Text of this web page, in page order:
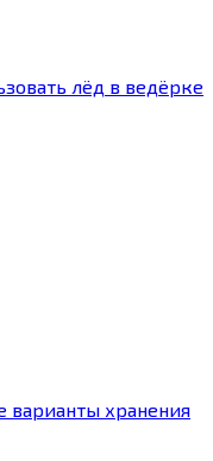
лёд в ведёрке
варианты хранения